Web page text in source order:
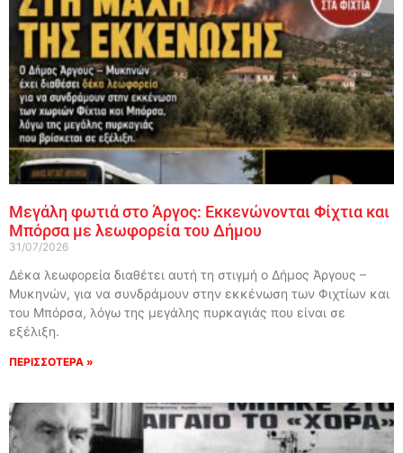
Μεγάλη φωτιά στο Άργος: Εκκενώνονται Φίχτια και
Μπόρσα με λεωφορεία του Δήμου
31/07/2026
Δέκα λεωφορεία διαθέτει αυτή τη στιγμή ο Δήμος Άργους –
Μυκηνών, για να συνδράμουν στην εκκένωση των Φιχτίων και
του Μπόρσα, λόγω της μεγάλης πυρκαγιάς που είναι σε
εξέλιξη.
ΠΕΡΙΣΣΟΤΕΡΑ »